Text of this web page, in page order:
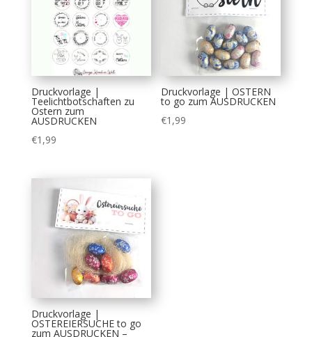
Druckvorlage |
Teelichtbotschaften zu
Ostern zum
AUSDRUCKEN
€1,99
Druckvorlage | OSTERN
to go zum AUSDRUCKEN
€1,99
Druckvorlage |
OSTEREIERSUCHE to go
zum AUSDRUCKEN –